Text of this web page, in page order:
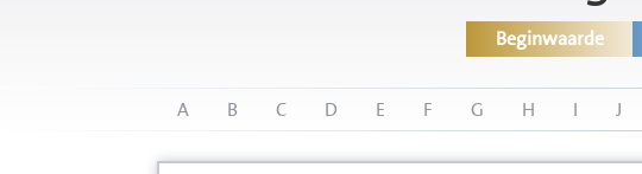
Beginwaarde
A B C D E F G H I J